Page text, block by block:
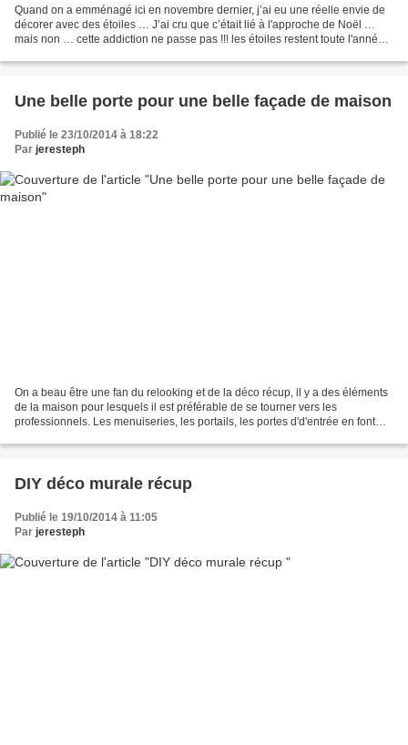
Quand on a emménagé ici en novembre dernier, j’ai eu une réelle envie de
décorer avec des étoiles … J’ai cru que c’était lié à l'approche de Noël …
mais non … cette addiction ne passe pas !!! les étoiles restent toute l'année
Une belle porte pour une belle façade de maison
Publié le 23/10/2014 à 18:22
Par jeresteph
On a beau être une fan du relooking et de la déco récup, il y a des éléments
de la maison pour lesquels il est préférable de se tourner vers les
professionnels. Les menuiseries, les portails, les portes d'd'entrée en font
DIY déco murale récup
Publié le 19/10/2014 à 11:05
Par jeresteph